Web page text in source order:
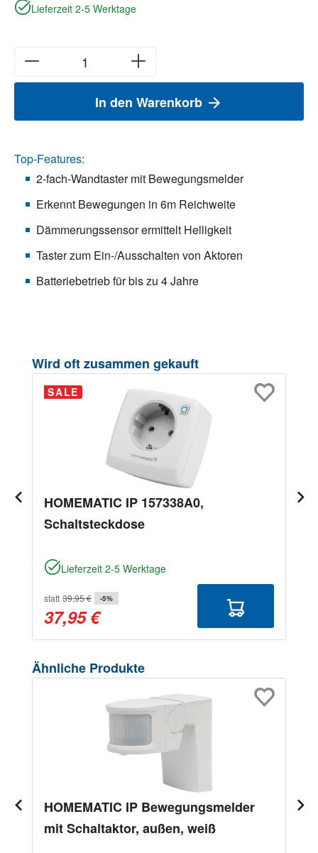
Lieferzeit 2-5 Werktage
In den Warenkorb
Top-Features:
2-fach-Wandtaster mit Bewegungsmelder
Erkennt Bewegungen in 6m Reichweite
Dämmerungssensor ermittelt Helligkeit
Taster zum Ein-/Ausschalten von Aktoren
Batteriebetrieb für bis zu 4 Jahre
Produktgalerie überspringen
Wird oft zusammen gekauft
SALE
HOMEMATIC IP 157338A0,
Schaltsteckdose
Lieferzeit 2-5 Werktage
statt 39,95 € -5%
37,95 €
Produktgalerie überspringen
Ähnliche Produkte
HOMEMATIC IP Bewegungsmelder
mit Schaltaktor, außen, weiß